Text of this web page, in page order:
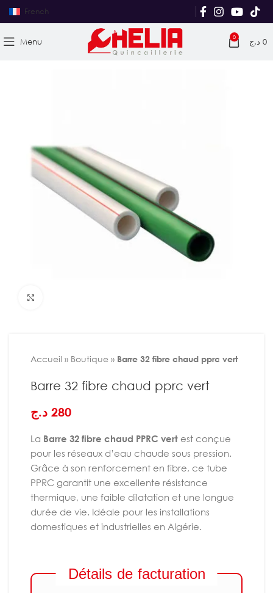
French
Menu 0 0 د.ج
Accueil » Boutique » Barre 32 fibre chaud pprc vert
Barre 32 fibre chaud pprc vert
280 د.ج
La Barre 32 fibre chaud PPRC vert est conçue
pour les réseaux d’eau chaude sous pression.
Grâce à son renforcement en fibre, ce tube
PPRC garantit une excellente résistance
thermique, une faible dilatation et une longue
durée de vie. Idéale pour les installations
domestiques et industrielles en Algérie.
Détails de facturation